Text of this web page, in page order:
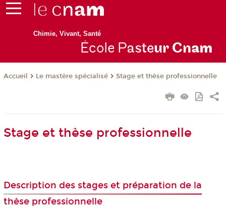
Chimie, Vivant, Santé
École Pasteur Cnam
Accueil Le mastère spécialisé Stage et thèse professionnelle
Stage et thèse professionnelle
Description des stages et préparation de la
thèse professionnelle